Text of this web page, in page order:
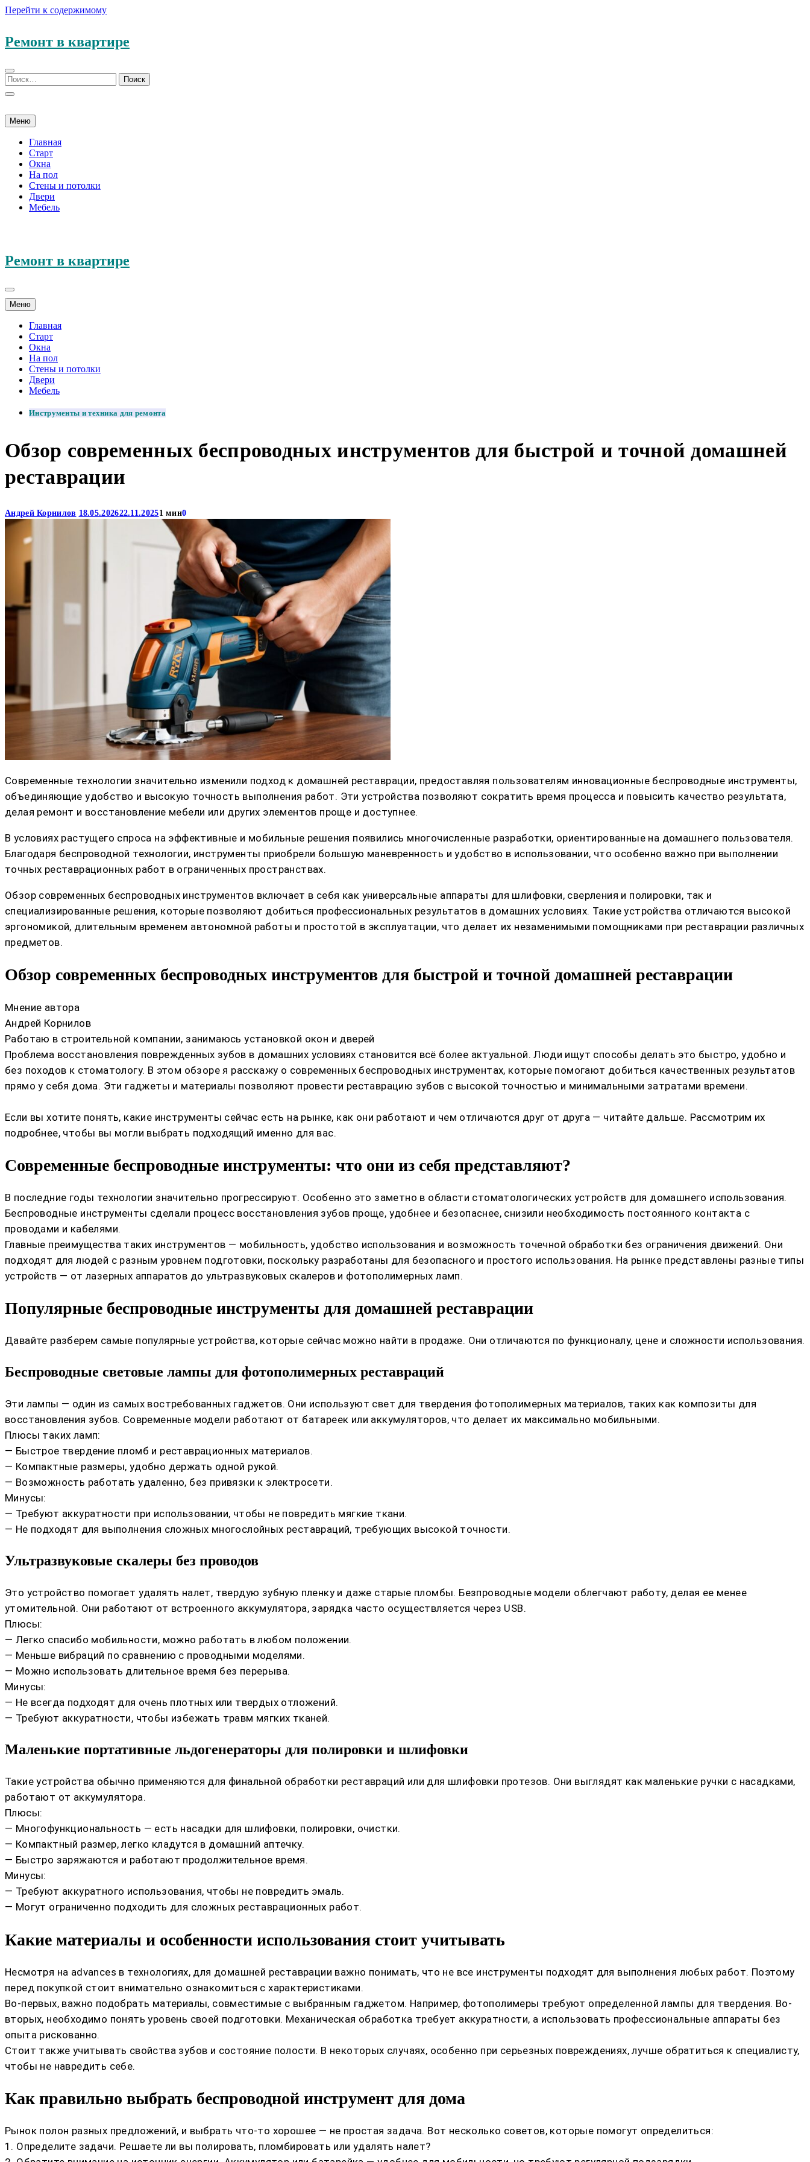
Перейти к содержимому
Ремонт в квартире
Меню
Главная
Старт
Окна
На пол
Стены и потолки
Двери
Мебель
Ремонт в квартире
Меню
Главная
Старт
Окна
На пол
Стены и потолки
Двери
Мебель
Инструменты и техника для ремонта
Обзор современных беспроводных инструментов для быстрой и точной домашней
реставрации
Андрей Корнилов 18.05.202622.11.20251 мин0
Современные технологии значительно изменили подход к домашней реставрации, предоставляя пользователям инновационные беспроводные инструменты,
объединяющие удобство и высокую точность выполнения работ. Эти устройства позволяют сократить время процесса и повысить качество результата,
делая ремонт и восстановление мебели или других элементов проще и доступнее.
В условиях растущего спроса на эффективные и мобильные решения появились многочисленные разработки, ориентированные на домашнего пользователя.
Благодаря беспроводной технологии, инструменты приобрели большую маневренность и удобство в использовании, что особенно важно при выполнении
точных реставрационных работ в ограниченных пространствах.
Обзор современных беспроводных инструментов включает в себя как универсальные аппараты для шлифовки, сверления и полировки, так и
специализированные решения, которые позволяют добиться профессиональных результатов в домашних условиях. Такие устройства отличаются высокой
эргономикой, длительным временем автономной работы и простотой в эксплуатации, что делает их незаменимыми помощниками при реставрации различных
предметов.
Обзор современных беспроводных инструментов для быстрой и точной домашней реставрации
Мнение автора
Андрей Корнилов
Работаю в строительной компании, занимаюсь установкой окон и дверей
Проблема восстановления поврежденных зубов в домашних условиях становится всё более актуальной. Люди ищут способы делать это быстро, удобно и
без походов к стоматологу. В этом обзоре я расскажу о современных беспроводных инструментах, которые помогают добиться качественных результатов
прямо у себя дома. Эти гаджеты и материалы позволяют провести реставрацию зубов с высокой точностью и минимальными затратами времени.
Если вы хотите понять, какие инструменты сейчас есть на рынке, как они работают и чем отличаются друг от друга — читайте дальше. Рассмотрим их
подробнее, чтобы вы могли выбрать подходящий именно для вас.
Современные беспроводные инструменты: что они из себя представляют?
В последние годы технологии значительно прогрессируют. Особенно это заметно в области стоматологических устройств для домашнего использования.
Беспроводные инструменты сделали процесс восстановления зубов проще, удобнее и безопаснее, снизили необходимость постоянного контакта с
проводами и кабелями.
Главные преимущества таких инструментов — мобильность, удобство использования и возможность точечной обработки без ограничения движений. Они
подходят для людей с разным уровнем подготовки, поскольку разработаны для безопасного и простого использования. На рынке представлены разные типы
устройств — от лазерных аппаратов до ультразвуковых скалеров и фотополимерных ламп.
Популярные беспроводные инструменты для домашней реставрации
Давайте разберем самые популярные устройства, которые сейчас можно найти в продаже. Они отличаются по функционалу, цене и сложности использования.
Беспроводные световые лампы для фотополимерных реставраций
Эти лампы — один из самых востребованных гаджетов. Они используют свет для твердения фотополимерных материалов, таких как композиты для
восстановления зубов. Современные модели работают от батареек или аккумуляторов, что делает их максимально мобильными.
Плюсы таких ламп:
— Быстрое твердение пломб и реставрационных материалов.
— Компактные размеры, удобно держать одной рукой.
— Возможность работать удаленно, без привязки к электросети.
Минусы:
— Требуют аккуратности при использовании, чтобы не повредить мягкие ткани.
— Не подходят для выполнения сложных многослойных реставраций, требующих высокой точности.
Ультразвуковые скалеры без проводов
Это устройство помогает удалять налет, твердую зубную пленку и даже старые пломбы. Безпроводные модели облегчают работу, делая ее менее
утомительной. Они работают от встроенного аккумулятора, зарядка часто осуществляется через USB.
Плюсы:
— Легко спасибо мобильности, можно работать в любом положении.
— Меньше вибраций по сравнению с проводными моделями.
— Можно использовать длительное время без перерыва.
Минусы:
— Не всегда подходят для очень плотных или твердых отложений.
— Требуют аккуратности, чтобы избежать травм мягких тканей.
Маленькие портативные льдогенераторы для полировки и шлифовки
Такие устройства обычно применяются для финальной обработки реставраций или для шлифовки протезов. Они выглядят как маленькие ручки с насадками,
работают от аккумулятора.
Плюсы:
— Многофункциональность — есть насадки для шлифовки, полировки, очистки.
— Компактный размер, легко кладутся в домашний аптечку.
— Быстро заряжаются и работают продолжительное время.
Минусы:
— Требуют аккуратного использования, чтобы не повредить эмаль.
— Могут ограниченно подходить для сложных реставрационных работ.
Какие материалы и особенности использования стоит учитывать
Несмотря на advances в технологиях, для домашней реставрации важно понимать, что не все инструменты подходят для выполнения любых работ. Поэтому
перед покупкой стоит внимательно ознакомиться с характеристиками.
Во-первых, важно подобрать материалы, совместимые с выбранным гаджетом. Например, фотополимеры требуют определенной лампы для твердения. Во-
вторых, необходимо понять уровень своей подготовки. Механическая обработка требует аккуратности, а использовать профессиональные аппараты без
опыта рискованно.
Стоит также учитывать свойства зубов и состояние полости. В некоторых случаях, особенно при серьезных повреждениях, лучше обратиться к специалисту,
чтобы не навредить себе.
Как правильно выбрать беспроводной инструмент для дома
Рынок полон разных предложений, и выбрать что-то хорошее — не простая задача. Вот несколько советов, которые помогут определиться:
1. Определите задачи. Решаете ли вы полировать, пломбировать или удалять налет?